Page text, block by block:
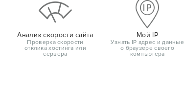
Анализ скорости сайта
Проверка скорости
отклика хостинга или
сервера
Мой IP
Узнать IP адрес и данные
о браузере своего
компьютера